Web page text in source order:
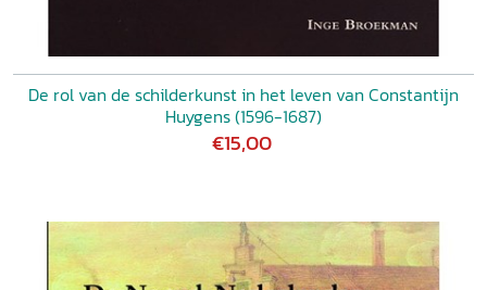
De rol van de schilderkunst in het leven van Constantijn
Huygens (1596-1687)
€15,00